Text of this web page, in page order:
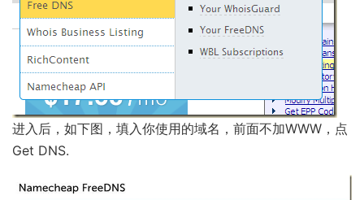
进入后，如下图，填入你使用的域名，前面不加WWW，点
Get DNS.